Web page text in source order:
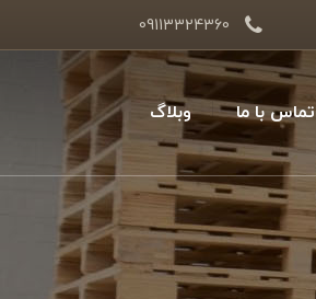
09113324360
تماس با ما وبلاگ